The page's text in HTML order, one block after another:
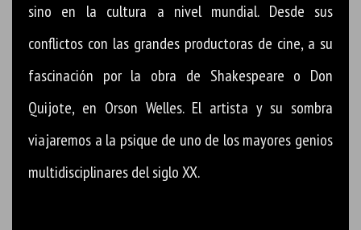
sino en la cultura a nivel mundial. Desde sus
conflictos con las grandes productoras de cine, a su
fascinación por la obra de Shakespeare o Don
Quijote, en Orson Welles. El artista y su sombra
viajaremos a la psique de uno de los mayores genios
multidisciplinares del siglo XX.